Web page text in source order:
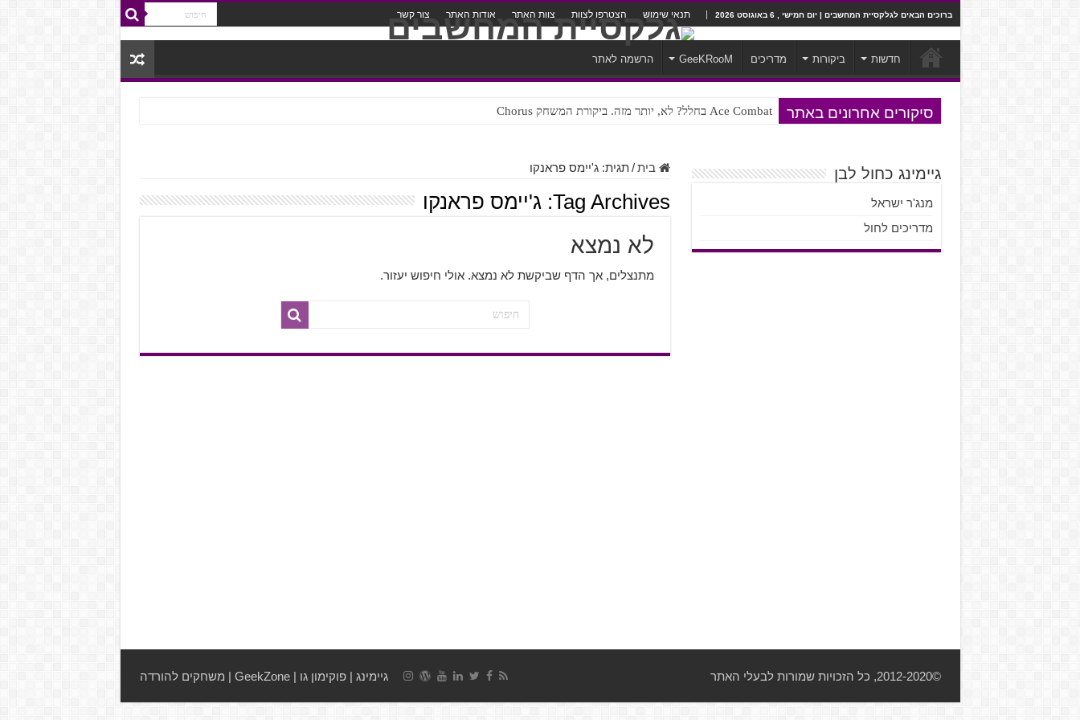
ברוכים הבאים לגלקסיית המחשבים | יום חמישי , 6 באוגוסט 2026 תנאי שימוש הצטרפו לצוות צוות האתר אודות האתר צור קשר
חדשות ביקורות מדריכים GeeKRooM הרשמה לאתר
סיקורים אחרונים באתר Ace Combat בחלל? לא, יותר מזה. ביקורת המשחק Chorus
בית / תגית:ג'יימס פראנקו
Tag Archives: ג'יימס פראנקו
לא נמצא
מתנצלים, אך הדף שביקשת לא נמצא. אולי חיפוש יעזור.
גיימינג כחול לבן
מנג'ר ישראל
מדריכים לחול
גיימינג |פוקימון גו |
GeekZone
| משחקים להורדה ©2012-2020, כל הזכויות שמורות לבעלי האתר